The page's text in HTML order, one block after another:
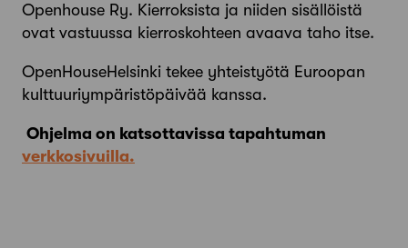
Openhouse Ry. Kierroksista ja niiden sisällöistä
ovat vastuussa kierroskohteen avaava taho itse.
OpenHouseHelsinki tekee yhteistyötä Euroopan
kulttuuriympäristöpäivää kanssa.
Ohjelma on katsottavissa tapahtuman
verkkosivuilla.